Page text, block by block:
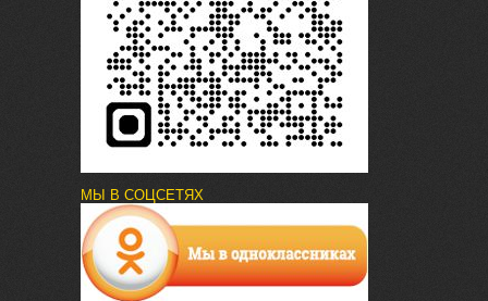
МЫ В СОЦСЕТЯХ